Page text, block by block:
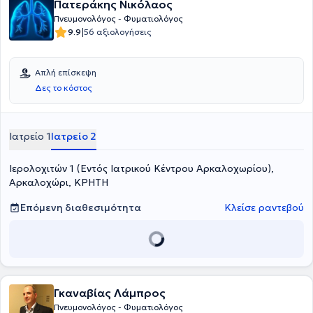
Πατεράκης Νικόλαος
Πνευμονολόγος - Φυματιολόγος
9.9|56 αξιολογήσεις
Απλή επίσκεψη
Δες το κόστος
Ιατρείο 1Ιατρείο 2
Ιερολοχιτών 1 (Εντός Ιατρικού Κέντρου Αρκαλοχωρίου),
Αρκαλοχώρι, ΚΡΗΤΗ
Επόμενη διαθεσιμότητα
Κλείσε ραντεβού
Γκαναβίας Λάμπρος
Πνευμονολόγος - Φυματιολόγος